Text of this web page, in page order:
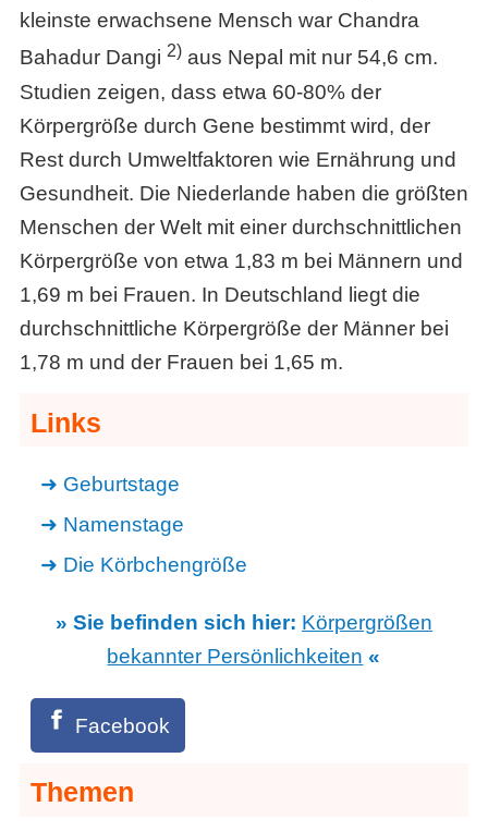
kleinste erwachsene Mensch war Chandra
Bahadur Dangi 2)aus Nepal mit nur 54,6 cm.
Studien zeigen, dass etwa 60-80% der
Körpergröße durch Gene bestimmt wird, der
Rest durch Umweltfaktoren wie Ernährung und
Gesundheit. Die Niederlande haben die größten
Menschen der Welt mit einer durchschnittlichen
Körpergröße von etwa 1,83 m bei Männern und
1,69 m bei Frauen. In Deutschland liegt die
durchschnittliche Körpergröße der Männer bei
1,78 m und der Frauen bei 1,65 m.
Links
Geburtstage
Namenstage
Die Körbchengröße
» Sie befinden sich hier: Körpergrößen
bekannter Persönlichkeiten «
Facebook
Themen